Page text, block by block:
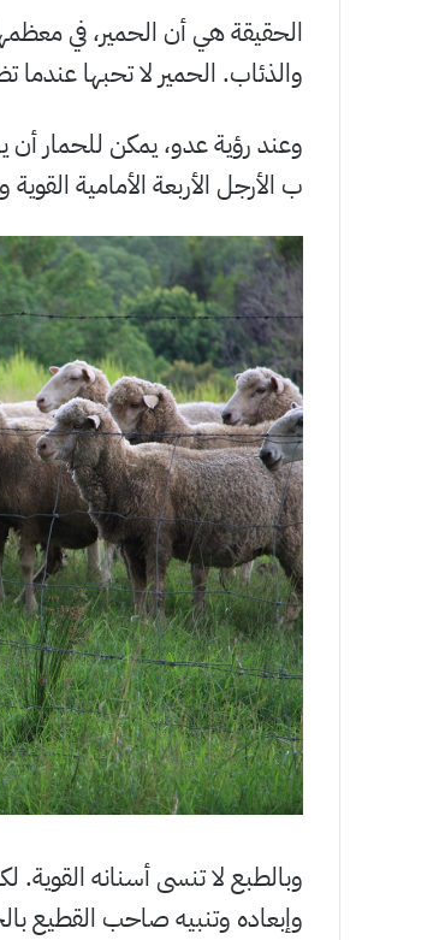
الحقيقة هي أن الحمير، في
والذئاب. الحمير لا تحبها عندما
وعند رؤية عدو، يمكن للحمار أن
ب الأرجل الأربعة الأمامية
وبالطبع لا تنسى أسنانه القوية.
وإبعاده وتنبيه صاحب القطيع